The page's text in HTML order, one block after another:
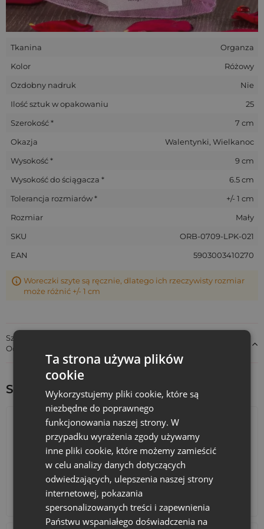
Tkanina
Organza
Kolor
Różowy
Ozdobny nadruk
Nie
Ilość sztuk w opakowaniu
25
Szerokość *
7 cm
Okazja
Walentynki, Wielkanoc
Wysokość *
9 cm
Wysokość do ściągacza *
6.5 cm
Tolerancja rozmiarów *
+/- 1 cm
Rozmiar
Mały
SKU
ORB-0709-LPK-021
EAN
5903003410270
Woreczki szyte są ręcznie, dlatego ich rzeczywisty rozmiar
może różnić +/- 1 cm
Szczegóły dotyczące zgodności produktu z przepisami:
Odpowiedzialność za produkt
Sprawdź inne ciekawe produkty:
Kalendarze adwentowe
Ta strona używa plików
cookie
Wykorzystujemy pliki cookie, które są
niezbędne do poprawnego
funkcjonowania naszej strony. W
przypadku wyrażenia zgody używamy
inne pliki cookie, które możemy zamieścić
w celu analizy danych dotyczących
odwiedzających, ulepszenia naszej strony
internetowej, pokazania
spersonalizowanych treści i zapewnienia
Państwu wspaniałego doświadczenia na